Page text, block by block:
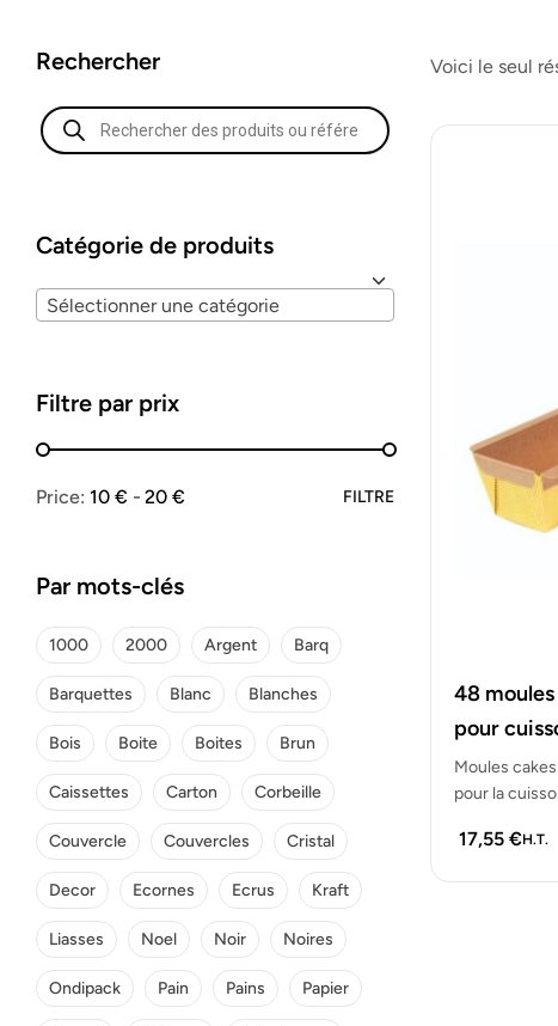
Voici le seul
48
pour
Moules
pour la
17,55 €H.T.
Rechercher
Catégorie de produits
Sélectionner une catégorie
Filtre par prix
FILTRE
Price: 10 € 20 €
Par mots-clés
1000 2000 Argent Barq
Barquettes Blanc Blanches
Bois Boite Boites Brun
Caissettes Carton Corbeille
Couvercle Couvercles Cristal
Decor Ecornes Ecrus Kraft
Liasses Noel Noir Noires
Ondipack Pain Pains Papier